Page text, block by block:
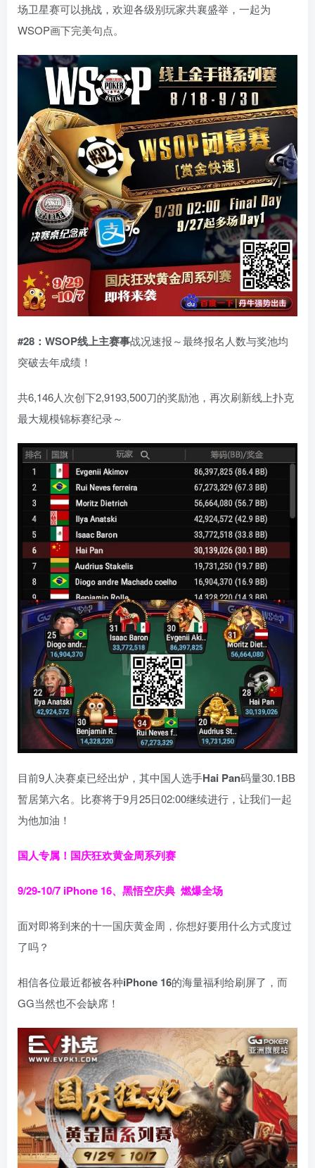
场卫星赛可以挑战，欢迎各级别玩家共襄盛举，一起为
WSOP画下完美句点。
#28：WSOP线上主赛事战况速报～最终报名人数与奖池均
突破去年成绩！
共6,146人次创下2,9193,500刀的奖励池，再次刷新线上扑克
最大规模锦标赛纪录～
目前9人决赛桌已经出炉，其中国人选手Hai Pan码量30.1BB
暂居第六名。比赛将于9月25日02:00继续进行，让我们一起
为他加油！
国人专属！ 国庆狂欢黄金周系列赛
9/29-10/7 iPhone 16、黑悟空庆典 燃爆全场
面对即将到来的十一国庆黄金周，你想好要用什么方式度过
了吗？
相信各位最近都被各种iPhone 16的海量福利给刷屏了，而
GG当然也不会缺席！